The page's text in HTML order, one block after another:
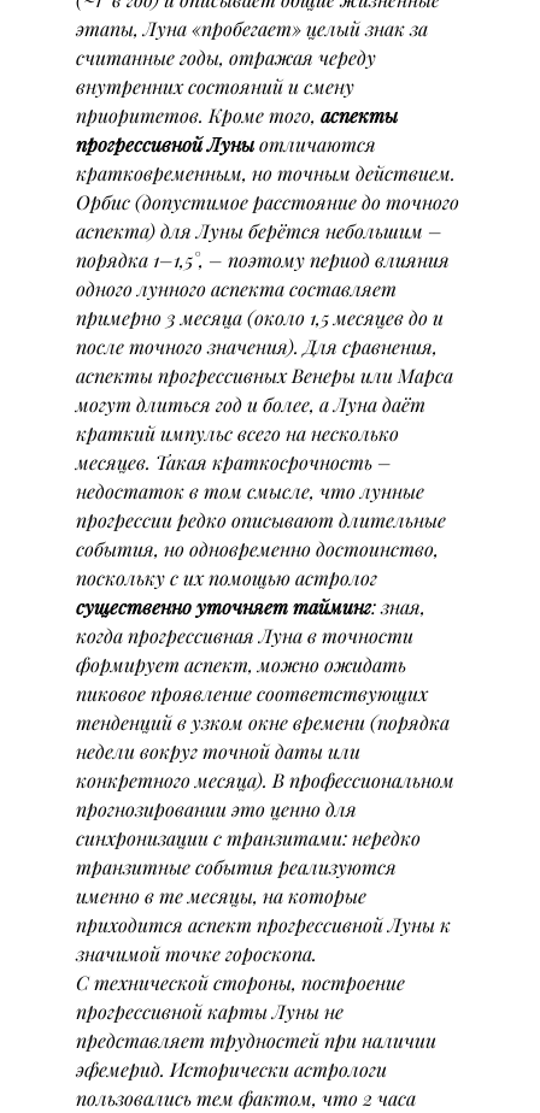
этапы, Луна «пробегает» целый знак за
считанные годы, отражая череду
внутренних состояний и смену
приоритетов. Кроме того, аспекты
прогрессивной Луны отличаются
кратковременным, но точным действием.
Орбис (допустимое расстояние до точного
аспекта) для Луны берётся небольшим –
порядка 1–1,5°, – поэтому период влияния
одного лунного аспекта составляет
примерно 3 месяца (около 1,5 месяцев до и
после точного значения). Для сравнения,
аспекты прогрессивных Венеры или Марса
могут длиться год и более, а Луна даёт
краткий импульс всего на несколько
месяцев. Такая краткосрочность –
недостаток в том смысле, что лунные
прогрессии редко описывают длительные
события, но одновременно достоинство,
поскольку с их помощью астролог
существенно уточняет тайминг: зная,
когда прогрессивная Луна в точности
формирует аспект, можно ожидать
пиковое проявление соответствующих
тенденций в узком окне времени (порядка
недели вокруг точной даты или
конкретного месяца). В профессиональном
прогнозировании это ценно для
синхронизации с транзитами: нередко
транзитные события реализуются
именно в те месяцы, на которые
приходится аспект прогрессивной Луны к
значимой точке гороскопа.
С технической стороны, построение
прогрессивной карты Луны не
представляет трудностей при наличии
эфемерид. Исторически астрологи
пользовались тем фактом, что 2 часа